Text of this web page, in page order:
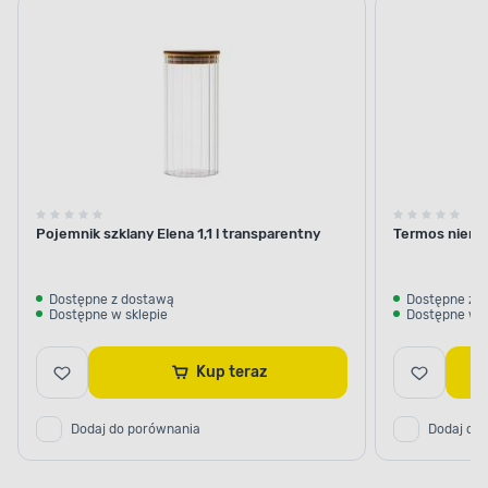
Pojemnik szklany Elena 1,1 l transparentny
Dostępne z dostawą
Dostępne w sklepie
Kup teraz
Dodaj do porównania
Termos
Dostępne z
Dostępne w
Dodaj do